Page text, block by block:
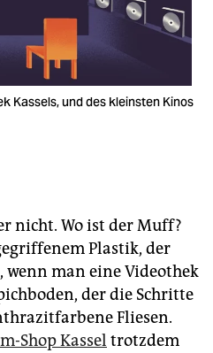
Kassels, und des kleinsten Kinos
nicht. Wo ist der Muff?
Plastik, der
wenn man eine Videothek
der die Schritte
Fliesen.
Shop Kassel trotzdem